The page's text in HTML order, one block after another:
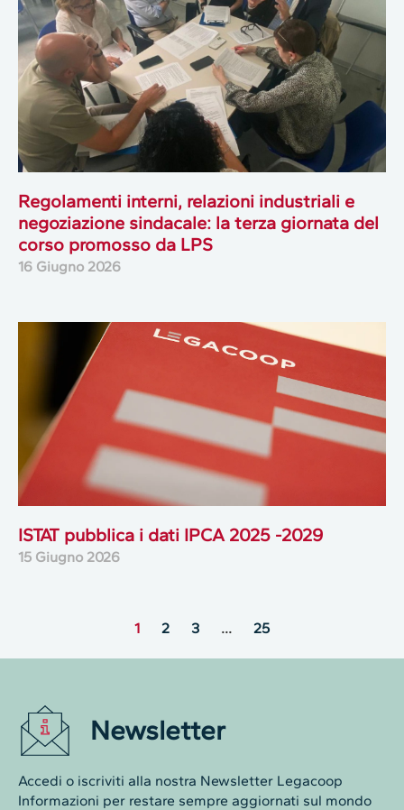
Regolamenti interni, relazioni industriali e
negoziazione sindacale: la terza giornata del
corso promosso da LPS
16 Giugno 2026
ISTAT pubblica i dati IPCA 2025 -2029
15 Giugno 2026
1 2 3 … 25
Newsletter
Accedi o iscriviti alla nostra Newsletter Legacoop
Informazioni per restare sempre aggiornati sul mondo